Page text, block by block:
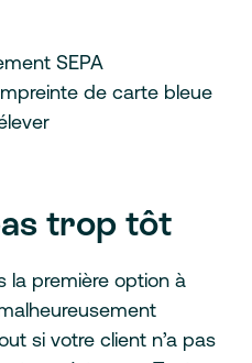
SEPA
de carte bleue
trop tôt
la première option à
si votre client n’a pas